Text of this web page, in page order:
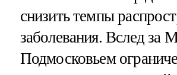
снизить темпы
заболевания. Вслед за
Подмосковьем